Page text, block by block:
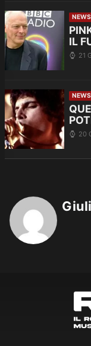
NEWS
IL
21
NEWS
20